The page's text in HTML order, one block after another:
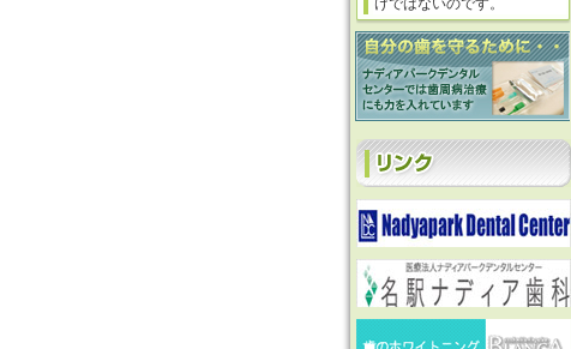
けではないのです。